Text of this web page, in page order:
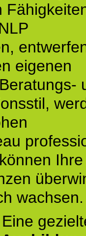
eigenen
Ihre
wachsen.
Eine